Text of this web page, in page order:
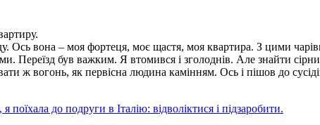
Ось вона – моя фортеця, моє щастя, моя квартира. З цими
Переїзд був важким. Я втомився і зголоднів. Але знайти
ж вогонь, як первісна людина камінням. Ось і пішов до
поїхала до подруги в Італію: відволіктися і підзаробити.